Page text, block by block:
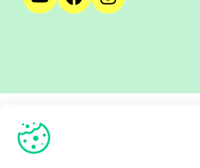
Vi använder cookies